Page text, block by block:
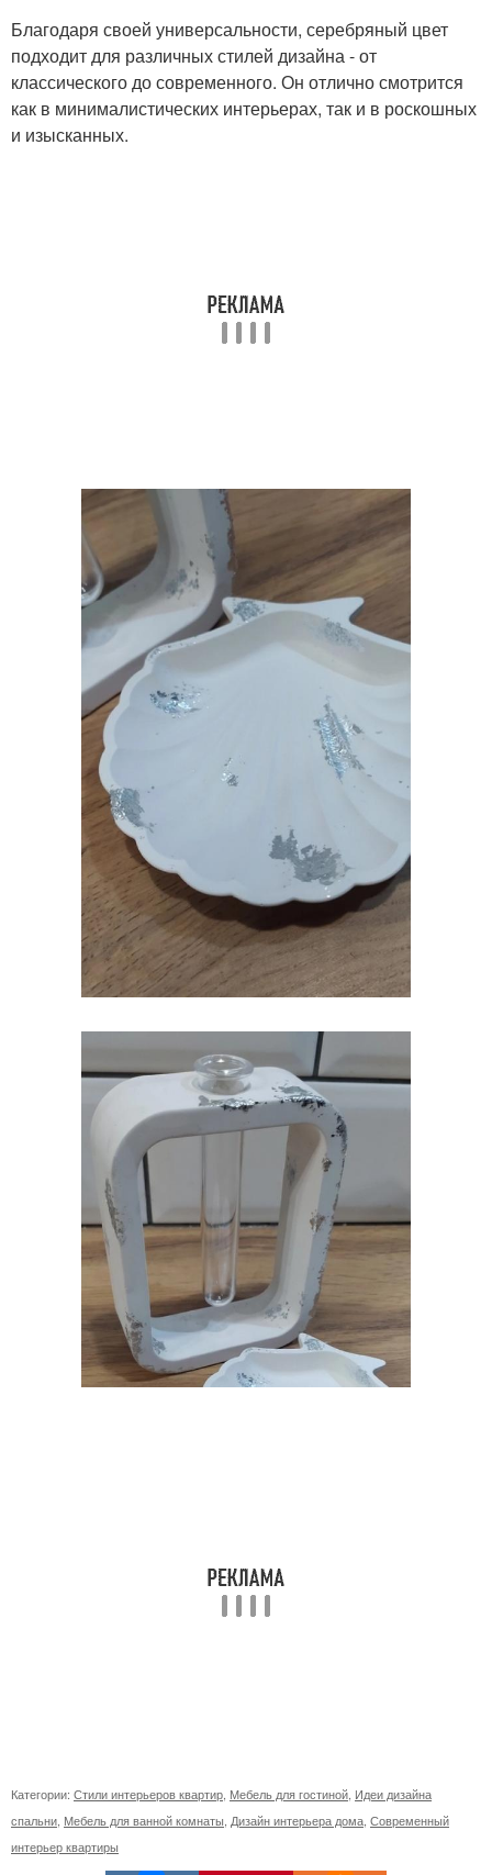
Благодаря своей универсальности, серебряный цвет
подходит для различных стилей дизайна - от
классического до современного. Он отлично смотрится
как в минималистических интерьерах, так и в роскошных
и изысканных.
Категории: Стили интерьеров квартир Мебель для гостиной Идеи дизайна
спальни Мебель для ванной комнаты Дизайн интерьера дома Современный
интерьер квартиры